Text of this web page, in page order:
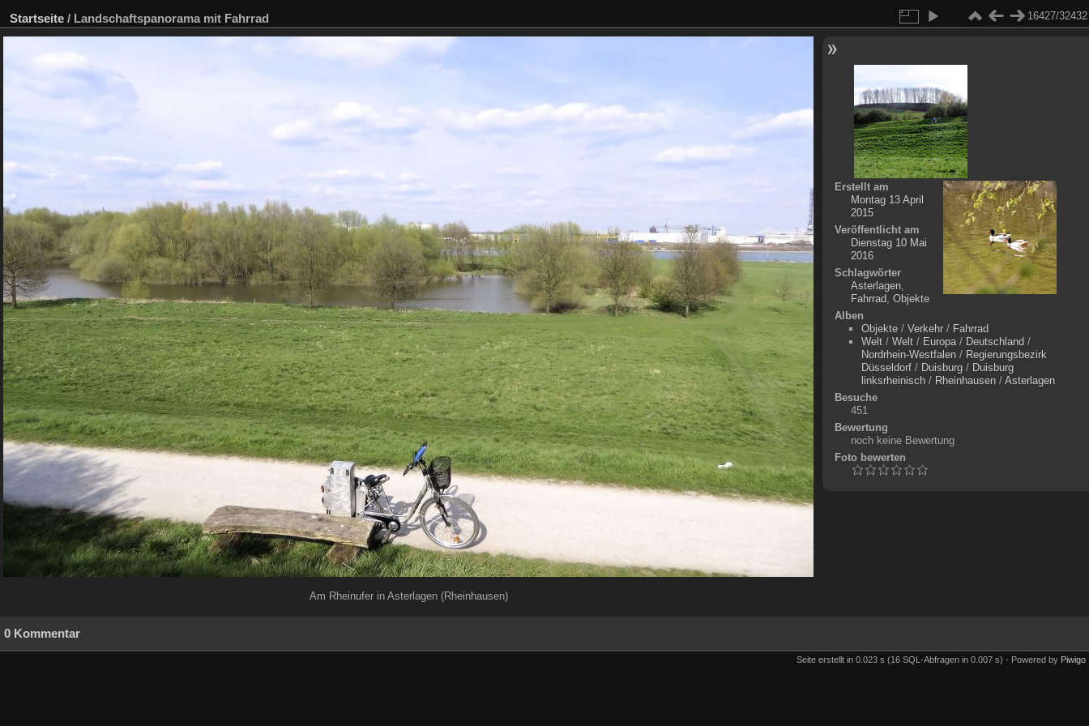
Startseite / Landschaftspanorama mit Fahrrad 16427/32432
Am Rheinufer in Asterlagen (Rheinhausen)
Erstellt am
Montag 13 April
2015
Veröffentlicht am
Dienstag 10 Mai
2016
Schlagwörter
Asterlagen,
Fahrrad, Objekte
Alben
Objekte/ Verkehr/ Fahrrad
Welt/ Welt/ Europa/ Deutschland /
Nordrhein-Westfalen/ Regierungsbezirk
Düsseldorf/ Duisburg/ Duisburg
linksrheinisch/ Rheinhausen/ Asterlagen
Besuche
451
Bewertung
noch keine Bewertung
Foto bewerten
0 Kommentar
Seite erstellt in 0.023 s (16 SQL-Abfragen in 0.007 s) - Powered by Piwigo